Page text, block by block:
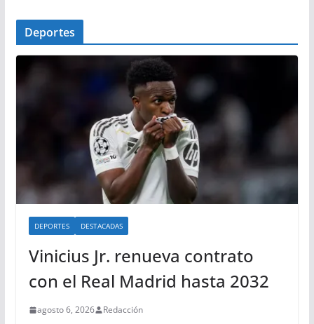
Deportes
DEPORTES DESTACADAS
Vinicius Jr. renueva contrato
con el Real Madrid hasta 2032
agosto 6, 2026 Redacción